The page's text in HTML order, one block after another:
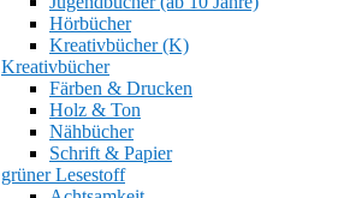
Hörbücher
Kreativbücher (K)
Kreativbücher
Färben & Drucken
Holz & Ton
Nähbücher
Schrift & Papier
grüner Lesestoff